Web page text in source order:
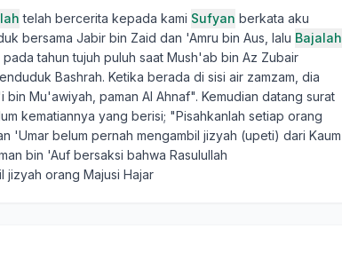
telah bercerita kepada kami Sufyan berkata aku
bersama Jabir bin Zaid dan 'Amru bin Aus, lalu Bajalah
tahun tujuh puluh saat Mush'ab bin Az Zubair
Bashrah. Ketika berada di sisi air zamzam, dia
Mu'awiyah, paman Al Ahnaf". Kemudian datang surat
kematiannya yang berisi; "Pisahkanlah setiap orang
'Umar belum pernah mengambil jizyah (upeti) dari Kaum
bin 'Auf bersaksi bahwa Rasulullah
jizyah orang Majusi Hajar